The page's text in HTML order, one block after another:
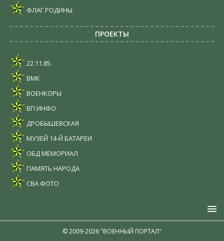
ФЛАГ РОДИНЫ
ПРОЕКТЫ
22.11.85.
ВМК
ВОЕНКОРЫ
ВП ИНФО
ДРОБЫШЕВСКАЯ
МУЗЕЙ 14-Й БАТАРЕИ
ОБД МЕМОРИАЛ
ПАМЯТЬ НАРОДА
СВА ФОТО
© 2009-2026 "ВОЕННЫЙ ПОРТАЛ"